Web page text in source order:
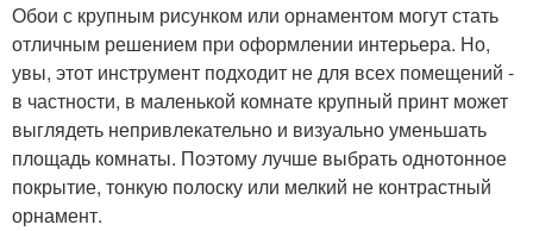
Обои с крупным рисунком или орнаментом могут стать
отличным решением при оформлении интерьера. Но,
увы, этот инструмент подходит не для всех помещений -
в частности, в маленькой комнате крупный принт может
выглядеть непривлекательно и визуально уменьшать
площадь комнаты. Поэтому лучше выбрать однотонное
покрытие, тонкую полоску или мелкий не контрастный
орнамент.